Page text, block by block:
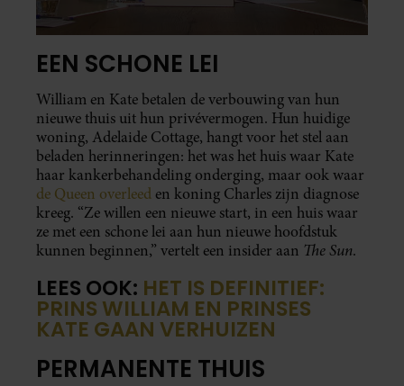
EEN SCHONE LEI
William en Kate betalen de verbouwing van hun
nieuwe thuis uit hun privévermogen. Hun huidige
woning, Adelaide Cottage, hangt voor het stel aan
beladen herinneringen: het was het huis waar Kate
haar kankerbehandeling onderging, maar ook waar
de Queen overleed en koning Charles zijn diagnose
kreeg. “Ze willen een nieuwe start, in een huis waar
ze met een schone lei aan hun nieuwe hoofdstuk
kunnen beginnen,” vertelt een insider aan The Sun.
LEES OOK: HET IS DEFINITIEF:
PRINS WILLIAM EN PRINSES
KATE GAAN VERHUIZEN
PERMANENTE THUIS